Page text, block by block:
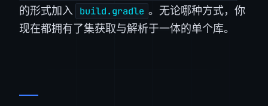
的形式加入 build.gradle 。无论哪种方式，你
现在都拥有了集获取与解析于一体的单个库。